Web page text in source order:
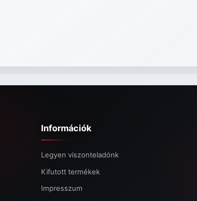
Információk
Legyen viszonteladónk
Kifutott termékek
Impresszum